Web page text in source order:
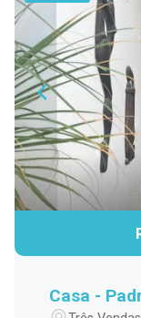
Casa -